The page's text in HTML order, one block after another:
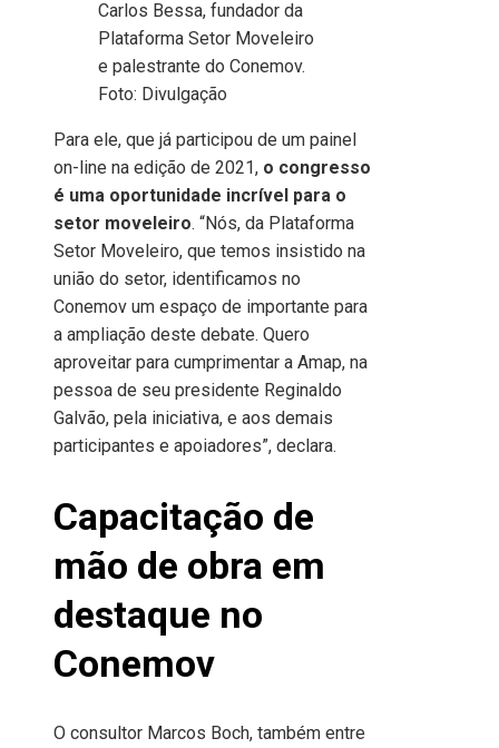
Carlos Bessa, fundador da
Plataforma Setor Moveleiro
e palestrante do Conemov.
Foto: Divulgação
Para ele, que já participou de um painel
on-line na edição de 2021, o congresso
é uma oportunidade incrível para o
setor moveleiro. “Nós, da Plataforma
Setor Moveleiro, que temos insistido na
união do setor, identificamos no
Conemov um espaço de importante para
a ampliação deste debate. Quero
aproveitar para cumprimentar a Amap, na
pessoa de seu presidente Reginaldo
Galvão, pela iniciativa, e aos demais
participantes e apoiadores”, declara.
Capacitação de
mão de obra em
destaque no
Conemov
O consultor Marcos Boch, também entre